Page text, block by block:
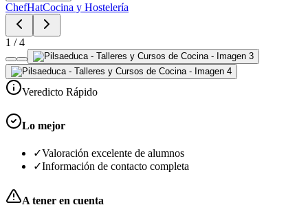
ChefHatCocina y Hostelería
1 /4
Veredicto Rápido
Lo mejor
✓Valoración excelente de alumnos
✓Información de contacto completa
A tener en cuenta